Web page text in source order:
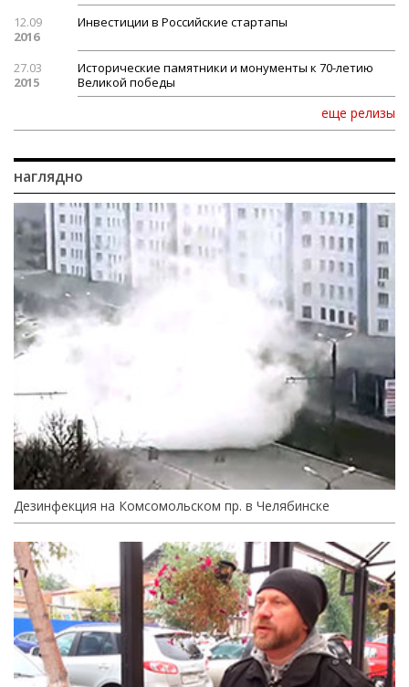
12.09
2016
Инвестиции в Российские стартапы
27.03
2015
Исторические памятники и монументы к 70-летию
Великой победы
еще релизы
наглядно
Дезинфекция на Комсомольском пр. в Челябинске